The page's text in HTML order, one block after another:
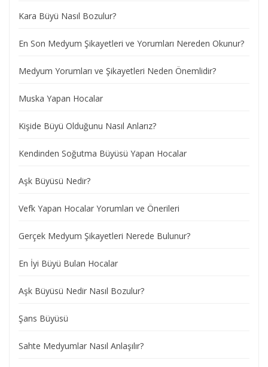
Kara Büyü Nasıl Bozulur?
En Son Medyum Şikayetleri ve Yorumları Nereden Okunur?
Medyum Yorumları ve Şikayetleri Neden Önemlidir?
Muska Yapan Hocalar
Kişide Büyü Olduğunu Nasıl Anlarız?
Kendinden Soğutma Büyüsü Yapan Hocalar
Aşk Büyüsü Nedir?
Vefk Yapan Hocalar Yorumları ve Önerileri
Gerçek Medyum Şikayetleri Nerede Bulunur?
En İyi Büyü Bulan Hocalar
Aşk Büyüsü Nedir Nasıl Bozulur?
Şans Büyüsü
Sahte Medyumlar Nasıl Anlaşılır?